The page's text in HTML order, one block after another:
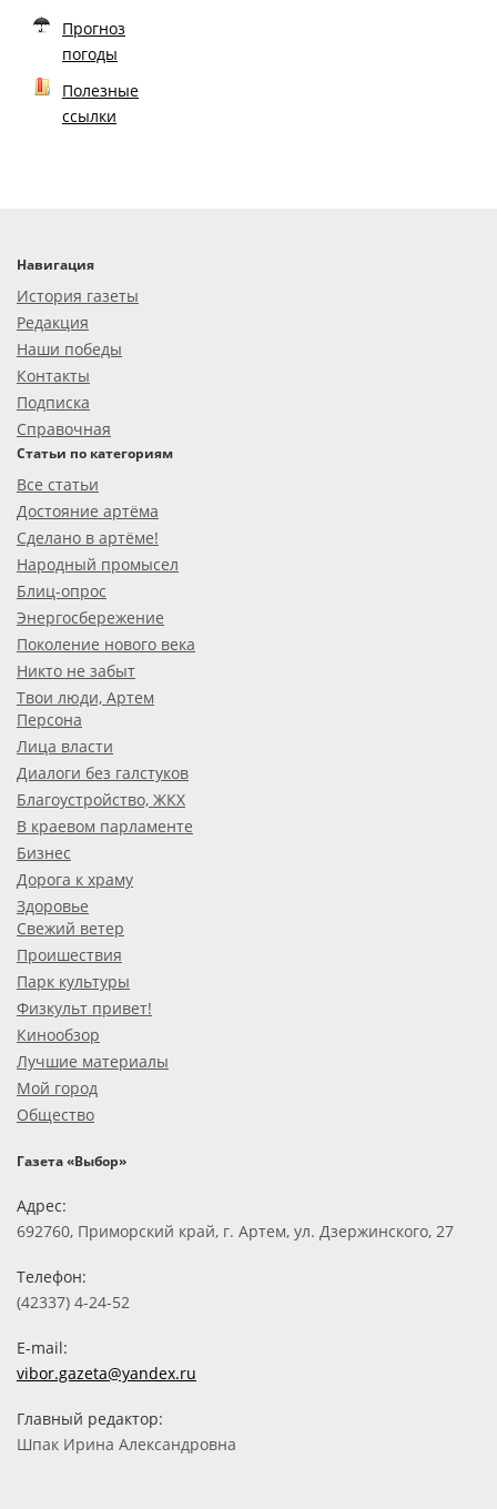
Прогноз
погоды
Полезные
ссылки
Навигация
История газеты
Редакция
Наши победы
Контакты
Подписка
Справочная
Статьи по категориям
Все статьи
Достояние артёма
Сделано в артёме!
Народный промысел
Блиц-опрос
Энергосбережение
Поколение нового века
Никто не забыт
Твои люди, Артем
Персона
Лица власти
Диалоги без галстуков
Благоустройство, ЖКХ
В краевом парламенте
Бизнес
Дорога к храму
Здоровье
Свежий ветер
Проишествия
Парк культуры
Физкульт привет!
Кинообзор
Лучшие материалы
Мой город
Общество
Газета «Выбор»
Адрес:
692760, Приморский край, г. Артем, ул. Дзержинского, 27
Телефон:
(42337) 4-24-52
E-mail:
vibor.gazeta@yandex.ru
Главный редактор:
Шпак Ирина Александровна